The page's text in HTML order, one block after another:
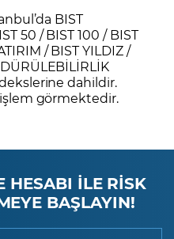
BIST
50 / BIST 100 / BIST
/ BIST YILDIZ /
dahildir.
görmektedir.
HESABI İLE RİSK
BAŞLAYIN!